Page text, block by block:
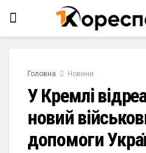
Головна Новини
У Кремлі
новий
допомоги